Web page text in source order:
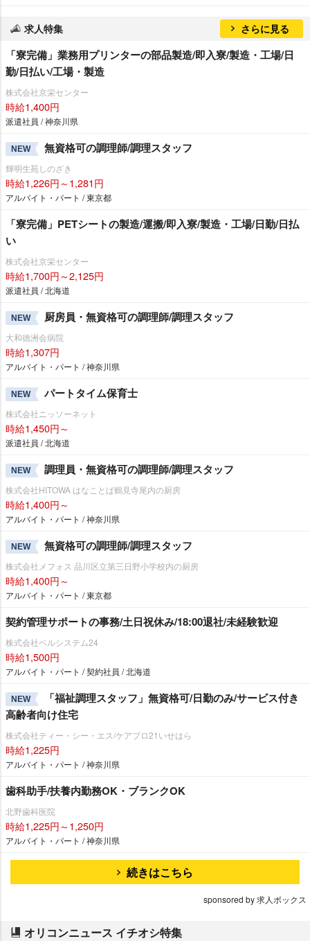
求人特集 さらに見る
「寮完備」業務用プリンターの部品製造/即入寮/製造・工場/日
勤/日払い/工場・製造
株式会社京栄センター
時給1,400円
派遣社員 / 神奈川県
NEW 無資格可の調理師/調理スタッフ
輝明生苑しのざき
時給1,226円～1,281円
アルバイト・パート / 東京都
「寮完備」PETシートの製造/運搬/即入寮/製造・工場/日勤/日払
い
株式会社京栄センター
時給1,700円～2,125円
派遣社員 / 北海道
NEW 厨房員・無資格可の調理師/調理スタッフ
大和徳洲会病院
時給1,307円
アルバイト・パート / 神奈川県
NEW パートタイム保育士
株式会社ニッソーネット
時給1,450円～
派遣社員 / 北海道
NEW 調理員・無資格可の調理師/調理スタッフ
株式会社HITOWA はなことば鶴見寺尾内の厨房
時給1,400円～
アルバイト・パート / 神奈川県
NEW 無資格可の調理師/調理スタッフ
株式会社メフォス 品川区立第三日野小学校内の厨房
時給1,400円～
アルバイト・パート / 東京都
契約管理サポートの事務/土日祝休み/18:00退社/未経験歓迎
株式会社ベルシステム24
時給1,500円
アルバイト・パート / 契約社員 / 北海道
NEW
「福祉調理スタッフ」無資格可/日勤のみ/サービス付き
高齢者向け住宅
株式会社ティー・シー・エス/ケアプロ21いせはら
時給1,225円
アルバイト・パート / 神奈川県
歯科助手/扶養内勤務OK・ブランクOK
北野歯科医院
時給1,225円～1,250円
アルバイト・パート / 神奈川県
続きはこちら
sponsored by 求人ボックス
オリコンニュース イチオシ特集